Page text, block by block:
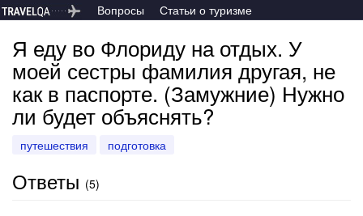
Вопросы Статьи о туризме
Я еду во Флориду на отдых. У
моей сестры фамилия другая, не
как в паспорте. (Замужние) Нужно
ли будет объяснять?
путешествия подготовка
Ответы (5)